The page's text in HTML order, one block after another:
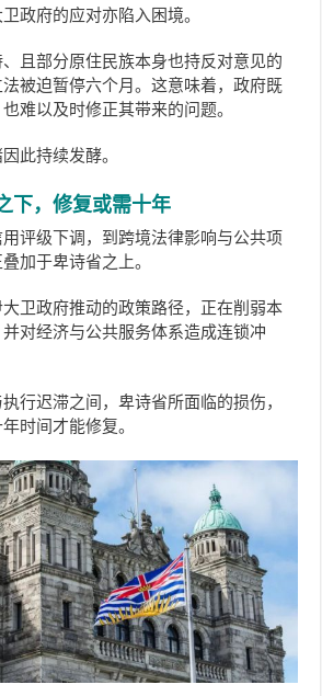
政府的应对亦陷入困境。
且部分原住民族本身也持反对意见的
被迫暂停六个月。这意味着，政府既
难以及时修正其带来的问题。
此持续发酵。
下，修复或需十年
评级下调，到跨境法律影响与公共项
加于卑诗省之上。
卫政府推动的政策路径，正在削弱本
对经济与公共服务体系造成连锁冲
行迟滞之间，卑诗省所面临的损伤，
时间才能修复。